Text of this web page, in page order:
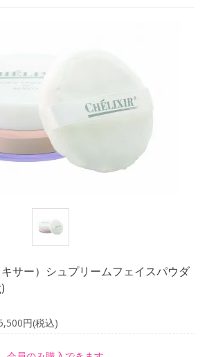
サー）シュプリームフェイスパウダ
円(税込)